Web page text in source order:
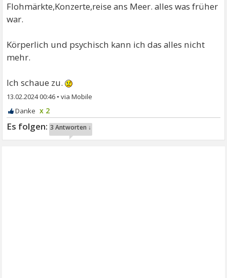
Flohmärkte,Konzerte,reise ans Meer. alles was früher
war.
Körperlich und psychisch kann ich das alles nicht
mehr.
Ich schaue zu.
13.02.2024 00:46 •
x 2
3 Antworten ↓